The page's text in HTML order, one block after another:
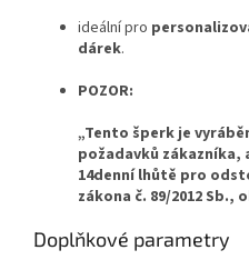
ideální pro
dárek.
POZOR:
„Tento šperk je
požadavků
14denní lhůtě pro
zákona č. 89/2012 Sb.,
Doplňkové parametry